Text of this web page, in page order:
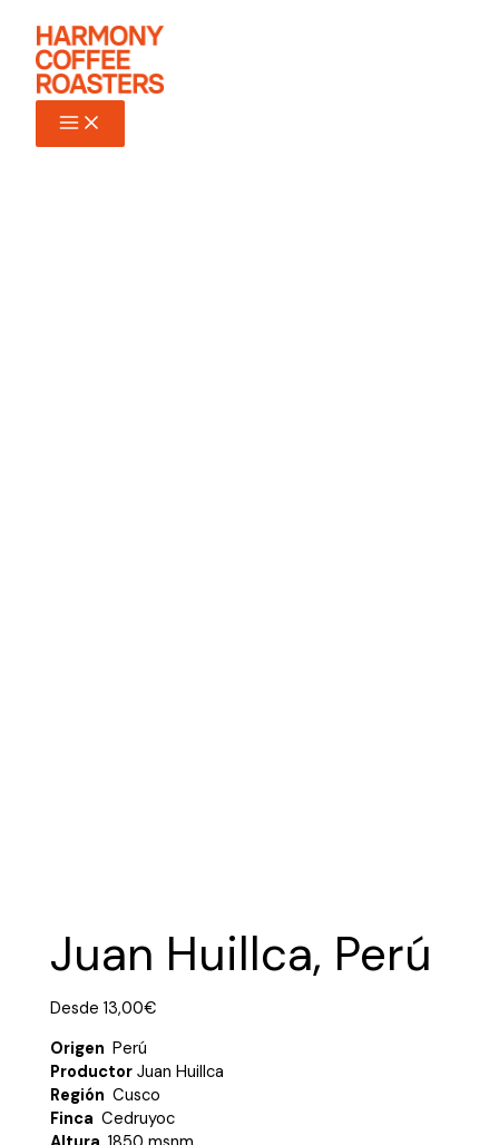
contenido
Juan Huillca, Perú
Desde13,00€
Origen Perú
Productor Juan Huillca
Región Cusco
Finca Cedruyoc